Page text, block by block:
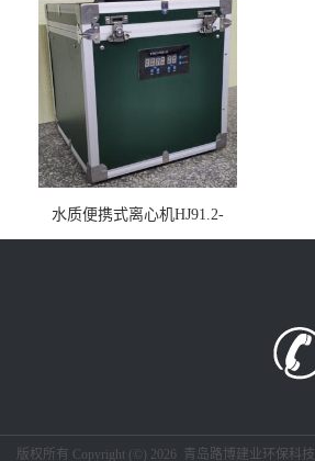
水质便携式离心机HJ91.2-
2022地表水总磷监测内置有
版权所有 Copyright (©) 2026 青岛路博建业环保科